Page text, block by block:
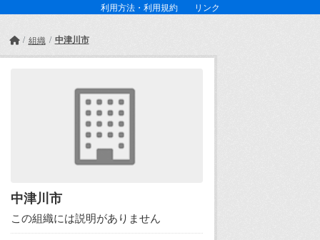
利用方法・利用規約 リンク
組織 中津川市
中津川市
この組織には説明がありません